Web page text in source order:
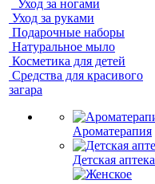
Уход за ногами
Уход за руками
Подарочные наборы
Натуральное мыло
Косметика для детей
Средства для красивого
загара
Ароматерапия
Детская аптека